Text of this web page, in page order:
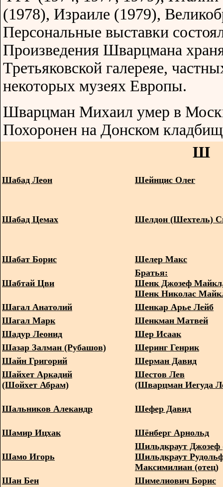
(1978), Израиле (1979),
Персональные выставки
Произведения Шварцмана
Третьяковской галереяе,
некоторых музеях Европы.
Шварцман Михаил умер в
Похоронен на Донском
Ш
Шабад Леон Шейнцис Олег
Шабад Цемах Шелдон (Шехтель)
Шабат Борис Шелер Макс
Шабтай Цви
Братья:
Шенк Джозеф
Шенк Николас
Шагал Анатолий
Шенкар Арье Лейб
Шагал Марк
Шенкман Матвей
Шадур Леонид
Шер Исаак
Шазар Залман (Рубашов)
Шеринг Генрик
Шайн Григорий
Шерман Давид
Шайхет Аркадий
(Шойхет Абрам)
Шестов Лев
(Шварцман Иегуда
Шальников Алекандр Шефер Давид
Шамир Ицхак Шёнберг Арнольд
Шамо Игорь
Шильдкраут Джозеф
Шильдкраут
Максимилиан (отец)
Шан Бен
Шимелиович Борис